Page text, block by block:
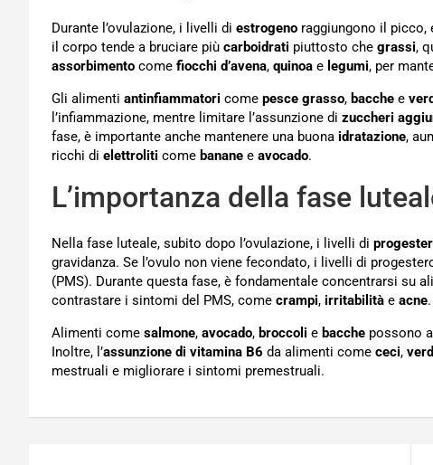
Durante l’ovulazione, i livelli di estrogeno raggiungono il picco,
il corpo tende a bruciare più carboidrati piuttosto che grassi,
assorbimento come fiocchi d’avena, quinoa e legumi, per
Gli alimenti antinfiammatori come pesce grasso, bacche e
l’infiammazione, mentre limitare l’assunzione di zuccheri
fase, è importante anche mantenere una buona idratazione,
ricchi di elettroliti come banane e avocado.
L’importanza della fase
Nella fase luteale, subito dopo l’ovulazione, i livelli di
gravidanza. Se l’ovulo non viene fecondato, i livelli di
(PMS). Durante questa fase, è fondamentale concentrarsi su
contrastare i sintomi del PMS, come crampi, irritabilità e acne.
Alimenti come salmone, avocado, broccoli e bacche possono
Inoltre, l’assunzione di vitamina B6 da alimenti come ceci,
mestruali e migliorare i sintomi premestruali.